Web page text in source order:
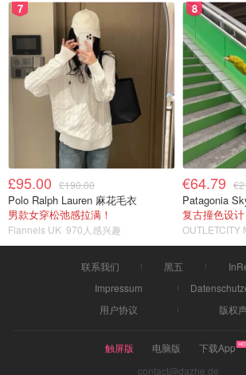
7
£95.00 £190.00
Polo Ralph Lauren 麻花毛衣
男款女穿松弛感拉满！
Flannels UK 970人感兴趣
8
€64.79
Patagonia
复古撞色设
联系我们 黑五
Impressum
用户协议
版权
触屏版 电脑版
下载App
contact@dazhe.de